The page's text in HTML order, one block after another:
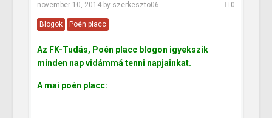
november 10, 2014 by szerkeszto06 0
Blogok Poén placc
Az FK-Tudás, Poén placc blogon igyekszik
minden nap vidámmá tenni napjainkat.
A mai poén placc: